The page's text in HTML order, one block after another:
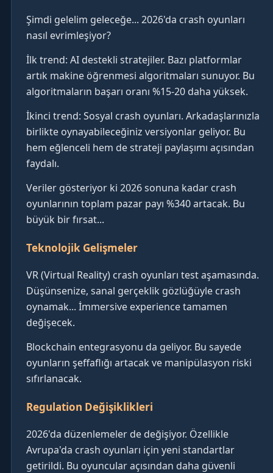
Şimdi gelelim geleceğe... 2026'da crash oyunları
nasıl evrimleşiyor?
İlk trend: AI destekli stratejiler. Bazı platformlar
artık makine öğrenmesi algoritmaları sunuyor. Bu
algoritmaların başarı oranı %15-20 daha yüksek.
İkinci trend: Sosyal crash oyunları. Arkadaşlarınızla
birlikte oynayabileceğiniz versiyonlar geliyor. Bu
hem eğlenceli hem de strateji paylaşımı açısından
faydalı.
Veriler gösteriyor ki 2026 sonuna kadar crash
oyunlarının toplam pazar payı %340 artacak. Bu
büyük bir fırsat...
Teknolojik Gelişmeler
VR (Virtual Reality) crash oyunları test aşamasında.
Düşünsenize, sanal gerçeklik gözlüğüyle crash
oynamak... İmmersive experience tamamen
değişecek.
Blockchain entegrasyonu da geliyor. Bu sayede
oyunların şeffaflığı artacak ve manipülasyon riski
sıfırlanacak.
Regulation Değişiklikleri
2026'da düzenlemeler de değişiyor. Özellikle
Avrupa'da crash oyunları için yeni standartlar
getirildi. Bu oyuncular açısından daha güvenli